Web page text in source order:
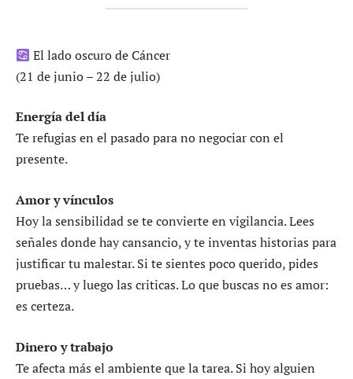
El lado oscuro de Cáncer
(21 de junio – 22 de julio)
Energía del día
Te refugias en el pasado para no negociar con el
presente.
Amor y vínculos
Hoy la sensibilidad se te convierte en vigilancia. Lees
señales donde hay cansancio, y te inventas historias para
justificar tu malestar. Si te sientes poco querido, pides
pruebas… y luego las criticas. Lo que buscas no es amor:
es certeza.
Dinero y trabajo
Te afecta más el ambiente que la tarea. Si hoy alguien